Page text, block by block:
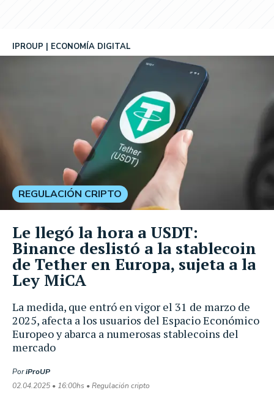
La medida, que entró en vigor el 31 de marzo de
2025, afecta a los usuarios del Espacio Económico
Europeo y abarca a numerosas stablecoins del
mercado
IPROUP ECONOMÍA DIGITAL
PoriProUP
02.04.2025 • 16:00hs • Regulación cripto
REGULACIÓN CRIPTO
Le llegó la hora a USDT:
Binance deslistó a la stablecoin
de Tether en Europa, sujeta a la
Ley MiCA